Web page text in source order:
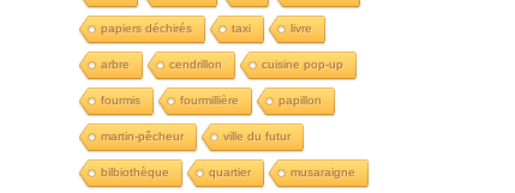
papiers déchirés taxi livre
arbre cendrillon cuisine pop-up
fourmis fourmillière papillon
martin-pêcheur ville du futur
bilbiothèque quartier musaraigne